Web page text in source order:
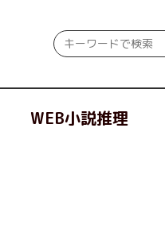
WEB小説推理